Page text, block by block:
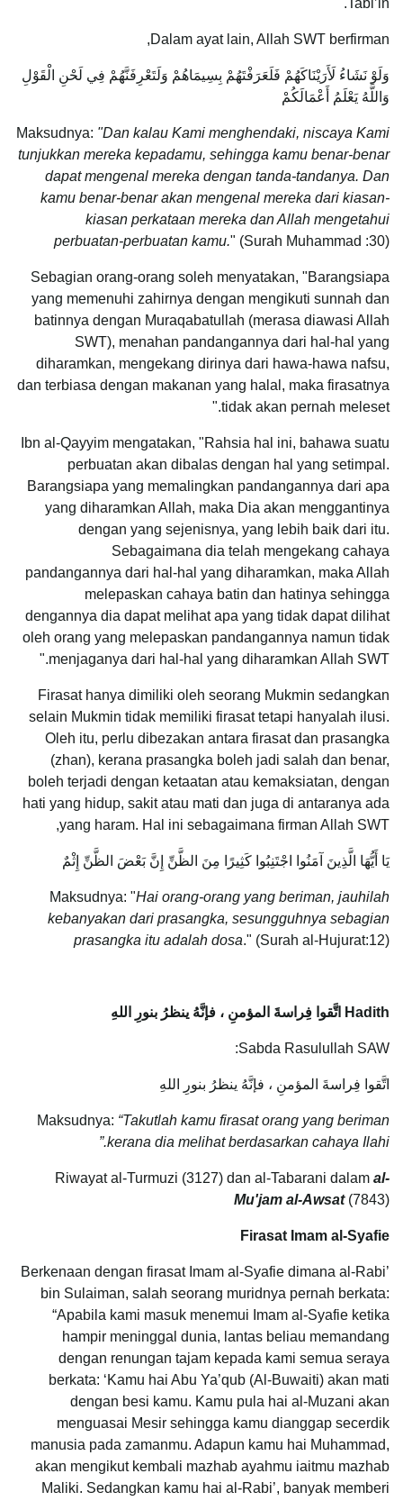
Tabi’in.
Dalam ayat lain, Allah SWT berfirman,
وَلَوْ نَشَاءُ لَأَرَيْنَاكَهُمْ فَلَعَرَفْتَهُمْ بِسِيمَاهُمْ وَلَتَعْرِفَنَّهُمْ فِي لَحْنِ الْقَوْلِ
وَاللَّهُ يَعْلَمُ أَعْمَالَكُمْ
Maksudnya: "Dan kalau Kami menghendaki, niscaya Kami
tunjukkan mereka kepadamu, sehingga kamu benar-benar
dapat mengenal mereka dengan tanda-tandanya. Dan
kamu benar-benar akan mengenal mereka dari kiasan-
kiasan perkataan mereka dan Allah mengetahui
perbuatan-perbuatan kamu." (Surah Muhammad :30)
Sebagian orang-orang soleh menyatakan, "Barangsiapa
yang memenuhi zahirnya dengan mengikuti sunnah dan
batinnya dengan Muraqabatullah (merasa diawasi Allah
SWT), menahan pandangannya dari hal-hal yang
diharamkan, mengekang dirinya dari hawa-hawa nafsu,
dan terbiasa dengan makanan yang halal, maka firasatnya
tidak akan pernah meleset."
Ibn al-Qayyim mengatakan, "Rahsia hal ini, bahawa suatu
perbuatan akan dibalas dengan hal yang setimpal.
Barangsiapa yang memalingkan pandangannya dari apa
yang diharamkan Allah, maka Dia akan menggantinya
dengan yang sejenisnya, yang lebih baik dari itu.
Sebagaimana dia telah mengekang cahaya
pandangannya dari hal-hal yang diharamkan, maka Allah
melepaskan cahaya batin dan hatinya sehingga
dengannya dia dapat melihat apa yang tidak dapat dilihat
oleh orang yang melepaskan pandangannya namun tidak
menjaganya dari hal-hal yang diharamkan Allah SWT."
Firasat hanya dimiliki oleh seorang Mukmin sedangkan
selain Mukmin tidak memiliki firasat tetapi hanyalah ilusi.
Oleh itu, perlu dibezakan antara firasat dan prasangka
(zhan), kerana prasangka boleh jadi salah dan benar,
boleh terjadi dengan ketaatan atau kemaksiatan, dengan
hati yang hidup, sakit atau mati dan juga di antaranya ada
yang haram. Hal ini sebagaimana firman Allah SWT,
يَا أَيُّهَا الَّذِينَ آمَنُوا اجْتَنِبُوا كَثِيرًا مِنَ الظَّنِّ إِنَّ بَعْضَ الظَّنِّ إِثْمٌ
Maksudnya: "Hai orang-orang yang beriman, jauhilah
kebanyakan dari prasangka, sesungguhnya sebagian
prasangka itu adalah dosa." (Surah al-Hujurat:12)
Hadith اتَّقوا فِراسةَ المؤمنِ ، فإنَّهُ ينظرُ بنورِ اللهِ
Sabda Rasulullah SAW:
اتَّقوا فِراسةَ المؤمنِ ، فإنَّهُ ينظرُ بنورِ اللهِ
Maksudnya: “Takutlah kamu firasat orang yang beriman
kerana dia melihat berdasarkan cahaya Ilahi.”
Riwayat al-Turmuzi (3127) dan al-Tabarani dalam al-
Mu'jam al-Awsat(7843)
Firasat Imam al-Syafie
Berkenaan dengan firasat Imam al-Syafie dimana al-Rabi’
bin Sulaiman, salah seorang muridnya pernah berkata:
“Apabila kami masuk menemui Imam al-Syafie ketika
hampir meninggal dunia, lantas beliau memandang
dengan renungan tajam kepada kami semua seraya
berkata: ‘Kamu hai Abu Ya’qub (Al-Buwaiti) akan mati
dengan besi kamu. Kamu pula hai al-Muzani akan
menguasai Mesir sehingga kamu dianggap secerdik
manusia pada zamanmu. Adapun kamu hai Muhammad,
akan mengikut kembali mazhab ayahmu iaitmu mazhab
Maliki. Sedangkan kamu hai al-Rabi’, banyak memberi